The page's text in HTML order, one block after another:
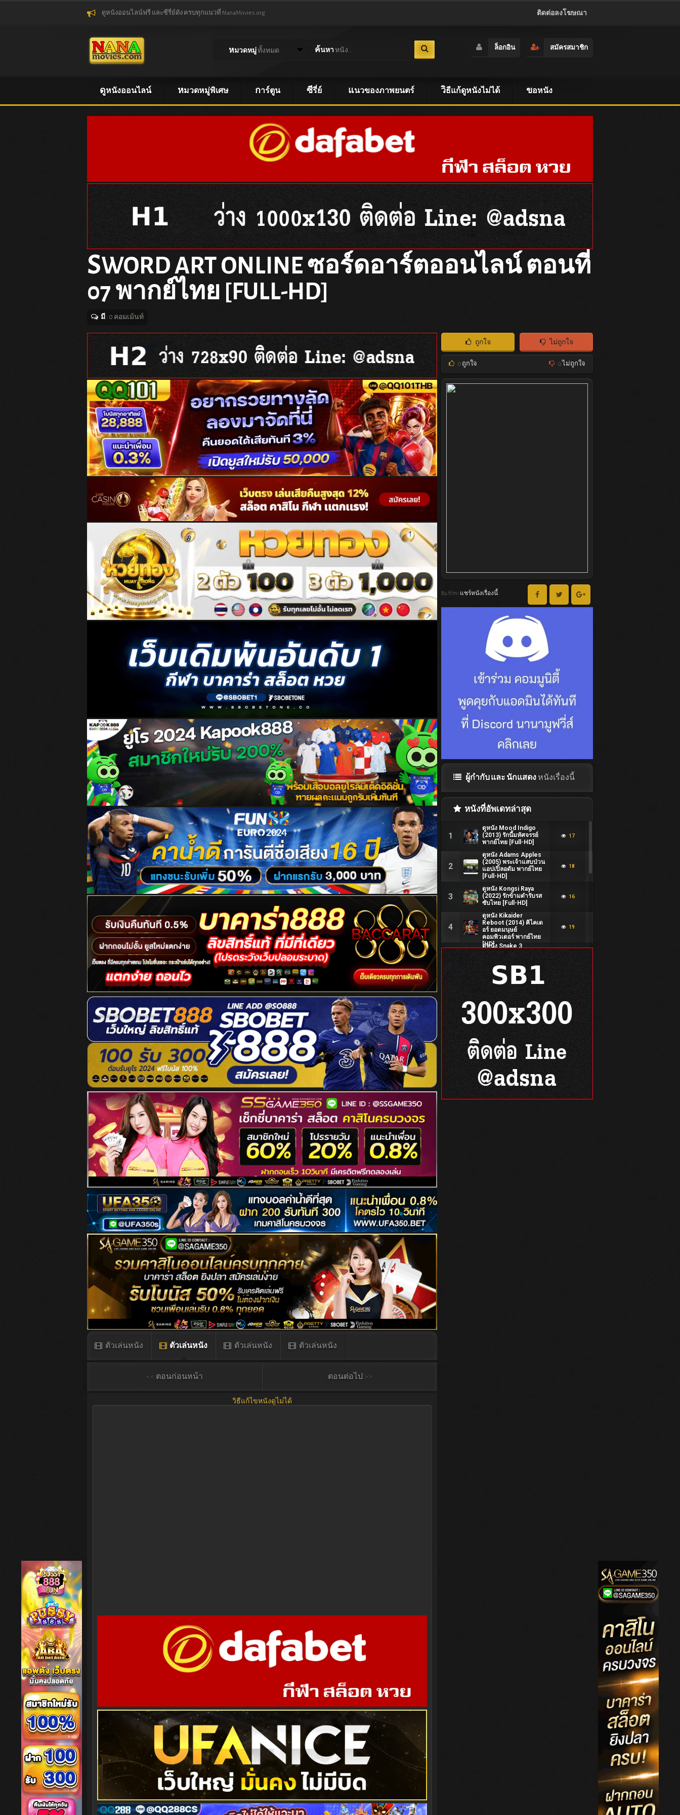
ดูหนังออนไลน์ฟรี และซีรี่ย์ดัง ครบทุกแนวที่ NanaMovies.org ติดต่อลงโฆษณา
หมวดหมู่ทั้งหมด ค้นหา หนัง... ล็อกอิน สมัครสมาชิก
ดูหนังออนไลน์ หมวดหมู่พิเศษ การ์ตูน ซีรี่ย์ แนวของภาพยนตร์ วิธีแก้ดูหนังไม่ได้ ขอหนัง
SWORD ART ONLINE ซอร์ดอาร์ตออนไลน์ ตอนที่
07 พากย์ไทย [FULL-HD]
มี : 0 คอมเม้นท์
ตัวเล่นหนัง ตัวเล่นหนัง ตัวเล่นหนัง ตัวเล่นหนัง
<< ตอนก่อนหน้า ตอนต่อไป >>
วิธีแก้ไขหนังดูไม่ได้
ถูกใจ ไม่ถูกใจ
0 ถูกใจ 0ไม่ถูกใจ
Bu filmi แชร์หนังเรื่องนี้ :
ผู้กำกับ และ นักแสดง หนังเรื่องนี้
หนังที่อัพเดทล่าสุด
1
ดูหนัง Mood Indigo
(2013) รักนี้มหัศจรรย์
พากย์ไทย [Full-HD]
17
2
ดูหนัง Adams Apples
(2005) พระเจ้าแสบป่วน
แอปเปิ้ลอดัม พากย์ไทย
[Full-HD]
18
3
ดูหนัง Kongsi Raya
(2022) รักข้ามตำรับรส
ซับไทย [Full-HD]
16
4
ดูหนัง Kikaider
Reboot (2014) คิไคเด
อร์ ยอดมนุษย์
คอมพิวเตอร์ พากย์ไทย
[HD]
19
ดูหนัง Snake 3
Dinosaur vs. Python
(2022) พญางูยักษ์ 3
สงครามงูไดโนเสาร์
พากย์ไทย [Full-HD]
19
6
ดูหนัง It Came from
Beneath the Sea
(1955) อสูรกายใต้ทะเล
ลึก พากย์ไทย [Full-HD]
7
ดูหนัง Journey to the
Far Side of the Sun
(1969) ฝ่าโลกสลับข้าม
สุริยะ พากย์ไทย [Full-
HD]
17
ดูหนัง Tazza One Eyed
Jack (2019) สงคราม
พนัน แจ็คตาเดียว ซับ
ไทย [Full-HD]
9
ดูหนัง Captain Nemo
and the Underwater
City (1969) ผจญภัย
นครใต้สมุทร พากย์ไทย
[Full-HD]
25
ดูหนัง The Get Out